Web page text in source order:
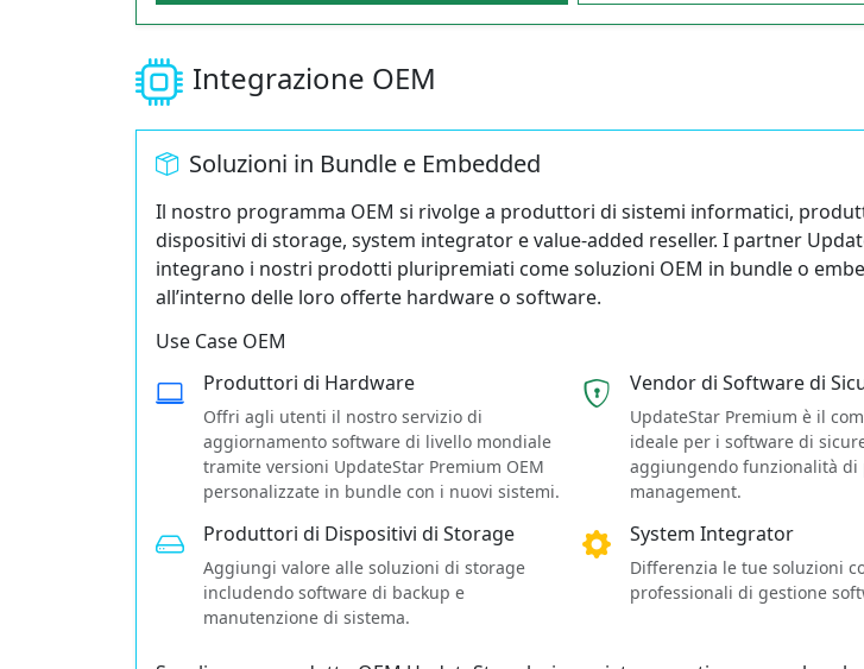
Integrazione OEM
Soluzioni in Bundle e Embedded
Il nostro programma OEM si rivolge a produttori di sistemi informatici,
dispositivi di storage, system integrator e value-added reseller. I partner
integrano i nostri prodotti pluripremiati come soluzioni OEM in bundle o
all’interno delle loro offerte hardware o software.
Use Case OEM
Produttori di Hardware
Offri agli utenti il nostro servizio di
aggiornamento software di livello mondiale
tramite versioni UpdateStar Premium OEM
personalizzate in bundle con i nuovi sistemi.
Vendor di Software di
UpdateStar Premium è il
ideale per i software di
aggiungendo funzionalità di
management.
Produttori di Dispositivi di Storage
Aggiungi valore alle soluzioni di storage
includendo software di backup e
manutenzione di sistema.
System Integrator
Differenzia le tue soluzioni
professionali di gestione